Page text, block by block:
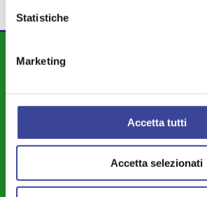
Statistiche
Marketing
Accetta tutti
Accetta selezionati
DIPARTIMENTI
Cultura - Turismo - Sport - Politiche Giovanili
Sicurezza - Protezione Civile - Polizia Locale
Istruzione - Educazione - Edilizia Scolastica